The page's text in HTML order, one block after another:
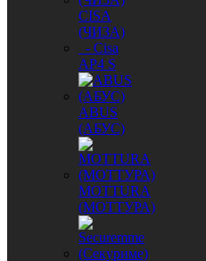
CISA
(ЧИЗА)
- Cisa
AP4 S
ABUS
(АБУС)
MОTTURA
(МОТТУРА)